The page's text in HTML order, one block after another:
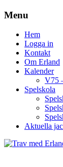
Menu
Hem
Logga in
Kontakt
Om Erland
Kalender
V75
Spelskola
Aktuella